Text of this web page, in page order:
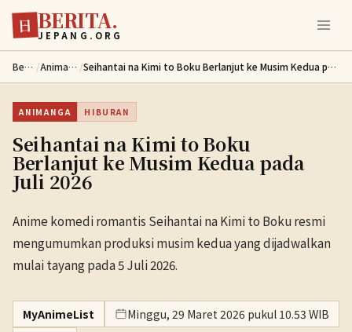
Lewati ke konten utama
日 BERITA.
JEPANG.ORG
Berita / Animanga / Seihantai na Kimi to Boku Berlanjut ke Musim Kedua pada Juli 2026
ANIMANGA HIBURAN
Seihantai na Kimi to Boku
Berlanjut ke Musim Kedua pada
Juli 2026
Anime komedi romantis Seihantai na Kimi to Boku resmi
mengumumkan produksi musim kedua yang dijadwalkan
mulai tayang pada 5 Juli 2026.
MyAnimeList
Minggu, 29 Maret 2026 pukul 10.53 WIB